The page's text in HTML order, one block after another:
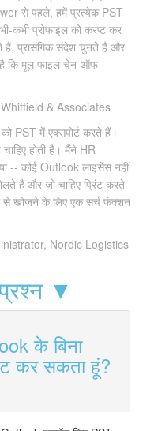
से पहले, हमें प्रत्येक PST
कभी प्रोफाइल को करप्ट कर
हैं, प्रासंगिक संदेश चुनते हैं और
कि मूल फाइल चेन-ऑफ-
& Associates
PST में एक्सपोर्ट करते हैं।
होती है। मैंने HR
-- कोई Outlook लाइसेंस नहीं
हैं और जो चाहिए प्रिंट करते
से खोजने के लिए एक सर्च फंक्शन
Nordic Logistics
▼
के बिना
कर सकता हूं?